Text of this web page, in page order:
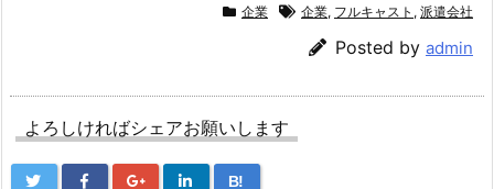
企業 企業, フルキャスト , 派遣会社
Posted by admin
よろしければシェアお願いします
B!